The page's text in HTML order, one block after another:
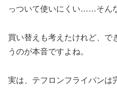
っついて使いにくい……そん
買い替えも考えたけれど、で
うのが本音ですよね。
実は、テフロンフライパンは